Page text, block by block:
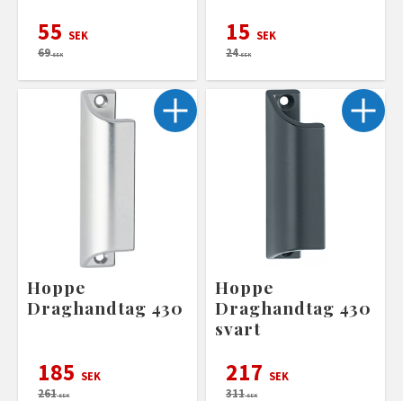
55 SEK
69SEK
15 SEK
24SEK
Hoppe
Draghandtag 430
185 SEK
261SEK
Hoppe
Draghandtag 430
svart
217 SEK
311SEK